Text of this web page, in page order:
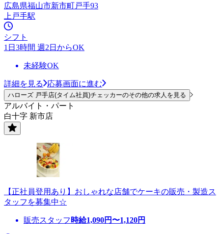
広島県福山市新市町戸手93
上戸手駅
シフト
1日3時間 週2日からOK
未経験OK
詳細を見る 応募画面に進む
ハローズ 戸手店(タイム社員)チェッカーのその他の求人を見る
アルバイト・パート
白十字 新市店
【正社員登用あり】おしゃれな店舗でケーキの販売・製造ス
タッフを募集中☆
販売スタッフ 時給1,090円〜1,120円